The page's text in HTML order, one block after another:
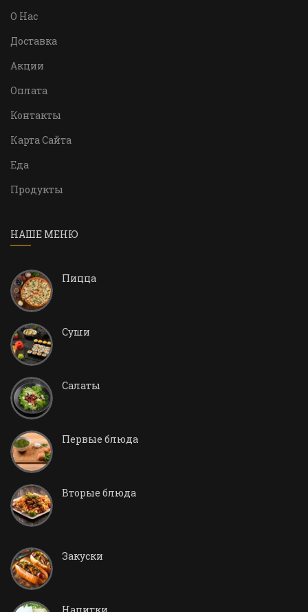
О Нас
Доставка
Акции
Оплата
Контакты
Карта Сайта
Еда
Продукты
НАШЕ МЕНЮ
Пицца
Суши
Салаты
Первые блюда
Вторые блюда
Закуски